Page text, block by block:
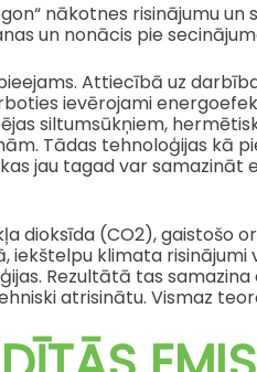
nākotnes risinājumu
un nonācis pie
Attiecībā uz
ievērojami
siltumsūkņiem,
Tādas tehnoloģijas kā
jau tagad var
dioksīda (CO2), gaistošo
iekštelpu klimata
Rezultātā tas
atrisinātu. Vismaz